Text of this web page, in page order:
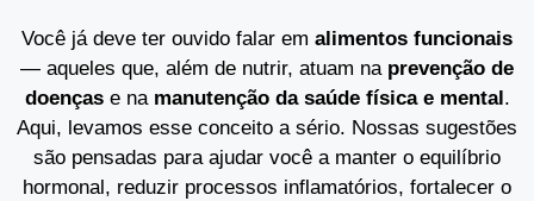
Você já deve ter ouvido falar em alimentos funcionais
— aqueles que, além de nutrir, atuam na prevenção de
doençase na manutenção da saúde física e mental .
Aqui, levamos esse conceito a sério. Nossas sugestões
são pensadas para ajudar você a manter o equilíbrio
hormonal, reduzir processos inflamatórios, fortalecer o